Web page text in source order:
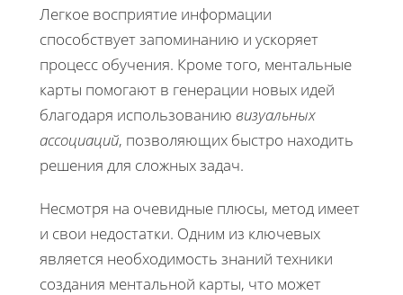
Легкое восприятие информации
способствует запоминанию и ускоряет
процесс обучения. Кроме того, ментальные
карты помогают в генерации новых идей
благодаря использованию визуальных
ассоциаций, позволяющих быстро находить
решения для сложных задач.
Несмотря на очевидные плюсы, метод имеет
и свои недостатки. Одним из ключевых
является необходимость знаний техники
создания ментальной карты, что может